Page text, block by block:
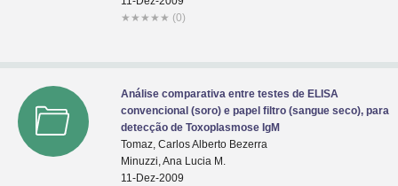
★ ★ ★ ★ ★ (0)
Análise comparativa entre testes de ELISA
convencional (soro) e papel filtro (sangue seco), para
detecção de Toxoplasmose IgM
Tomaz, Carlos Alberto Bezerra
Minuzzi, Ana Lucia M.
11-Dez-2009